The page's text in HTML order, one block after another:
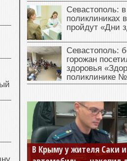
Севастополь: в
поликлиниках
пройдут «Дни
Севастополь:
горожан
здоровья
поликлинике
В Крыму у жителя Саки